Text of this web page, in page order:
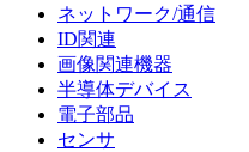
ネットワーク/通信
ID関連
画像関連機器
半導体デバイス
電子部品
センサ